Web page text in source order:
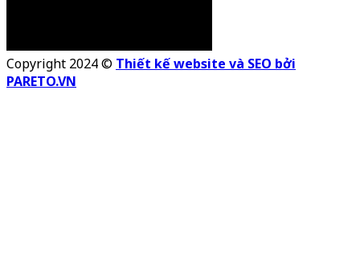
Copyright 2024 © Thiết kế website và SEO bởi
PARETO.VN